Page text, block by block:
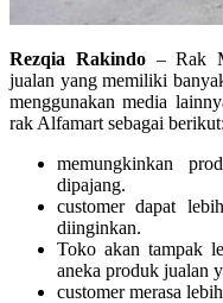
Rezqia Rakindo– Rak
jualan yang memiliki
menggunakan media
rak Alfamart sebagai berikut:
memungkinkan
dipajang.
customer dapat
diinginkan.
Toko akan tampak
aneka produk jualan
customer merasa